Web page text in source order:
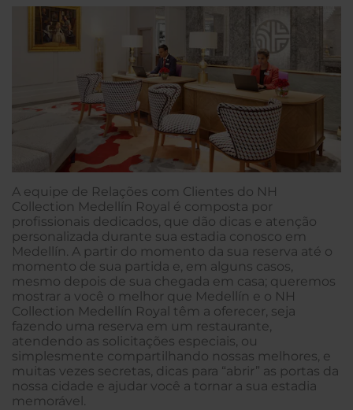
A equipe de Relações com Clientes do NH
Collection Medellín Royal é composta por
profissionais dedicados, que dão dicas e atenção
personalizada durante sua estadia conosco em
Medellín. A partir do momento da sua reserva até o
momento de sua partida e, em alguns casos,
mesmo depois de sua chegada em casa; queremos
mostrar a você o melhor que Medellín e o NH
Collection Medellín Royal têm a oferecer, seja
fazendo uma reserva em um restaurante,
atendendo as solicitações especiais, ou
simplesmente compartilhando nossas melhores, e
muitas vezes secretas, dicas para “abrir” as portas da
nossa cidade e ajudar você a tornar a sua estadia
memorável.